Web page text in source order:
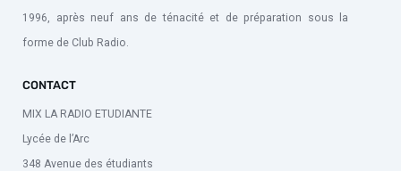
1996, après neuf ans de ténacité et de préparation sous la
forme de Club Radio.
CONTACT
MIX LA RADIO ETUDIANTE
Lycée de l’Arc
348 Avenue des étudiants